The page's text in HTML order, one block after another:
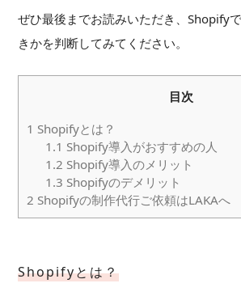
ぜひ最後までお読みいただき、Shopify
きかを判断してみてください。
目次
1 Shopifyとは？
1.1 Shopify導入がおすすめの人
1.2 Shopify導入のメリット
1.3 Shopifyのデメリット
2 Shopifyの制作代行ご依頼はLAKAへ
Shopifyとは？